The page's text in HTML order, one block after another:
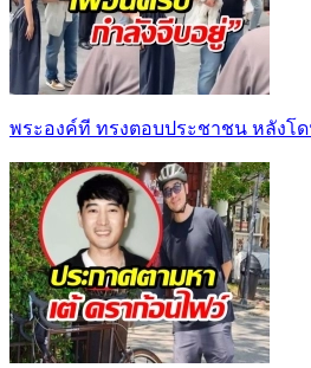
พระองค์ที ทรงตอบประชาชน หลังโด